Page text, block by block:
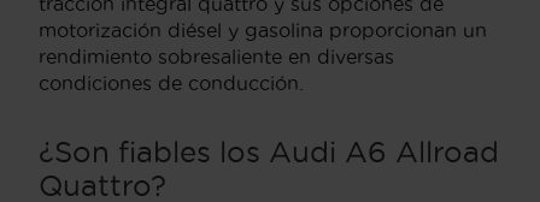
motorización diésel y gasolina proporcionan un
rendimiento sobresaliente en diversas
condiciones de conducción.
¿Son fiables los Audi A6 Allroad
Quattro?